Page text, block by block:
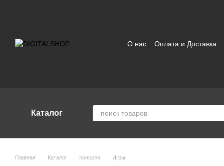
О нас Оплата и Доставка
Каталог
Главная Каталог Консоли Игры